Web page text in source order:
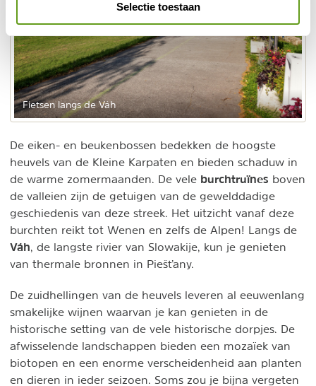
Selectie toestaan
Fietsen langs de Váh
De eiken- en beukenbossen bedekken de hoogste
heuvels van de Kleine Karpaten en bieden schaduw in
de warme zomermaanden. De vele burchtruïnes boven
de valleien zijn de getuigen van de gewelddadige
geschiedenis van deze streek. Het uitzicht vanaf deze
burchten reikt tot Wenen en zelfs de Alpen! Langs de
Váh , de langste rivier van Slowakije, kun je genieten
van thermale bronnen in Piešťany.
De zuidhellingen van de heuvels leveren al eeuwenlang
smakelijke wijnen waarvan je kan genieten in de
historische setting van de vele historische dorpjes. De
afwisselende landschappen bieden een mozaïek van
biotopen en een enorme verscheidenheid aan planten
en dieren in ieder seizoen. Soms zou je bijna vergeten